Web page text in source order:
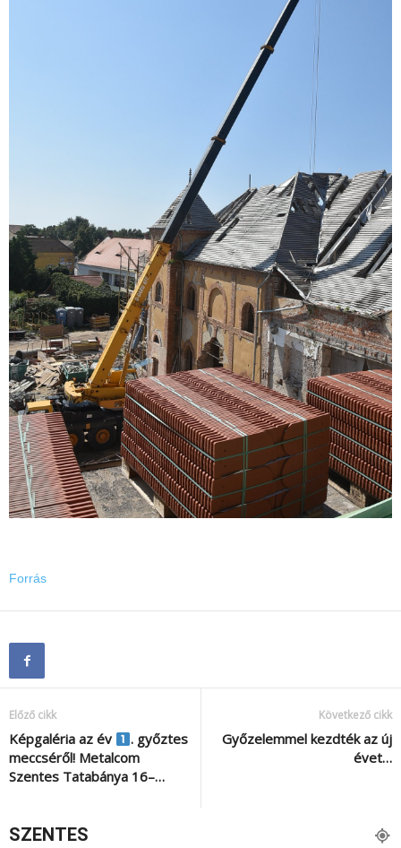
Forrás
Előző cikk
Képgaléria az év
. győztes
meccséről! Metalcom
Szentes Tatabánya 16–…
Következő cikk
Győzelemmel kezdték az új
évet…
SZENTES